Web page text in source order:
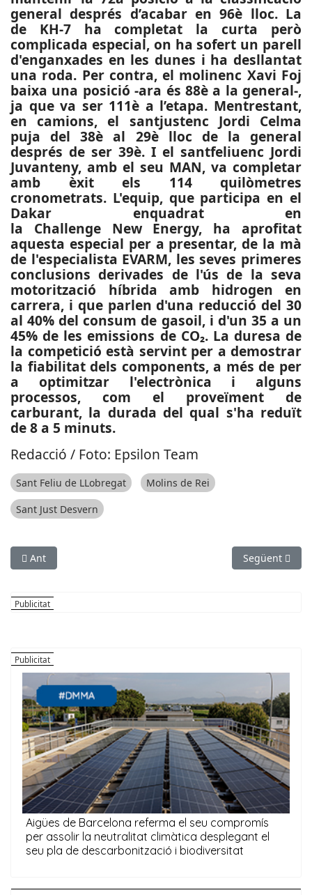
general després d’acabar en 96è lloc. La
de KH-7 ha completat la curta però
complicada especial, on ha sofert un parell
d'enganxades en les dunes i ha desllantat
una roda. Per contra, el molinenc Xavi Foj
baixa una posició -ara és 88è a la general-,
ja que va ser 111è a l’etapa. Mentrestant,
en camions, el santjustenc Jordi Celma
puja del 38è al 29è lloc de la general
després de ser 39è. I el santfeliuenc Jordi
Juvanteny, amb el seu MAN, va completar
amb èxit els 114 quilòmetres
cronometrats. L'equip, que participa en el
Dakar enquadrat en
la Challenge New Energy, ha aprofitat
aquesta especial per a presentar, de la mà
de l'especialista EVARM, les seves primeres
conclusions derivades de l'ús de la seva
motorització híbrida amb hidrogen en
carrera, i que parlen d'una reducció del 30
al 40% del consum de gasoil, i d'un 35 a un
45% de les emissions de CO₂. La duresa de
la competició està servint per a demostrar
la fiabilitat dels components, a més de per
a optimitzar l'electrònica i alguns
processos, com el proveïment de
carburant, la durada del qual s'ha reduït
de 8 a 5 minuts.
Redacció / Foto: Epsilon Team
Sant Feliu de LLobregat
Molins de Rei
Sant Just Desvern
Article anterior: SOCIETAT: Avui s’obre la sortida d’Esplugues
Ant Article
Següent